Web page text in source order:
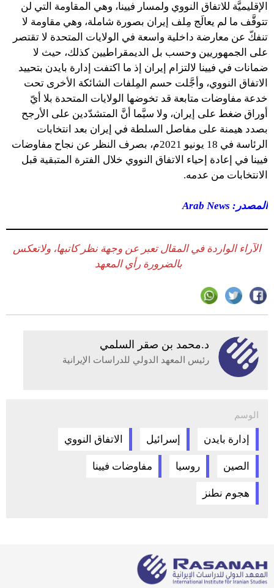
الإقليميَّة للاتفاق النووي ولمسار فيينا، وهي المقاومة التي لن
تتوقَّف ما لم يعالَج مِلف إيران بصورة شاملة، وهي مقاومة لا
تنفكّ عن معارضة داخلية واسعة في الولايات المتحدة لا تقتصر
على الجمهوريين وحسب بل الديمقراطيين كذلك، حيث لا
ضمانات في فيينا لالتزام إيران إذ ما اكتفت إدارة بايدن بتحييد
الاتفاق النووي، وأجَّلت حسم المِلفات الشائكة الأخرى تحت
خدعة مفاوضات متابعة قد تخوضها الولايات المتحدة بلا أيّ
أوراق ضغط على إيران، ولا سيَّما أنَّ المتشدّدين على الأرجح
بصدد هيمنة على مفاصل السلطة في إيران بعد انتخابات
الرئاسة في 18 يونيو 2021م، بصرف النظر عن نجاح مفاوضات
فيينا في إعادة إحياء الاتفاق النووي خلال الفترة المتبقية قبل
الانتخابات من عدمه.
المصدر: Arab News
الآراء الواردة في المقال تعبر عن وجهة نظر كاتبها، ولاتعكس
بالضرورة رأي المعهد
د.محمد بن صقر السلمي
رئيس المعهد الدولي للدراسات الإيرانية
الوسم
إدارة بايدن إسرائيل الاتفاق النووي
الصين روسيا مفاوضات فيينا
هجوم نطنز